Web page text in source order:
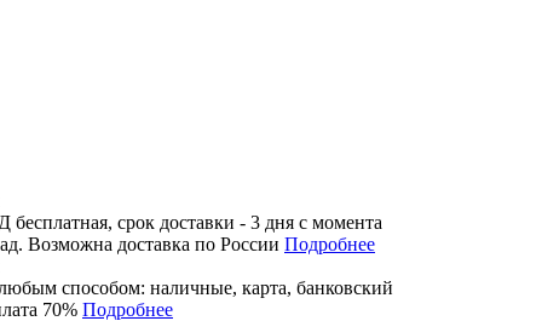
срок доставки - 3 дня с момента
Возможна доставка по России Подробнее
способом: наличные, карта, банковский
70% Подробнее